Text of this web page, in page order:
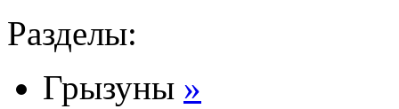
Разделы:
Грызуны »